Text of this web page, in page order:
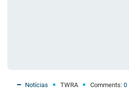
Notícias TWRA Comments: 0